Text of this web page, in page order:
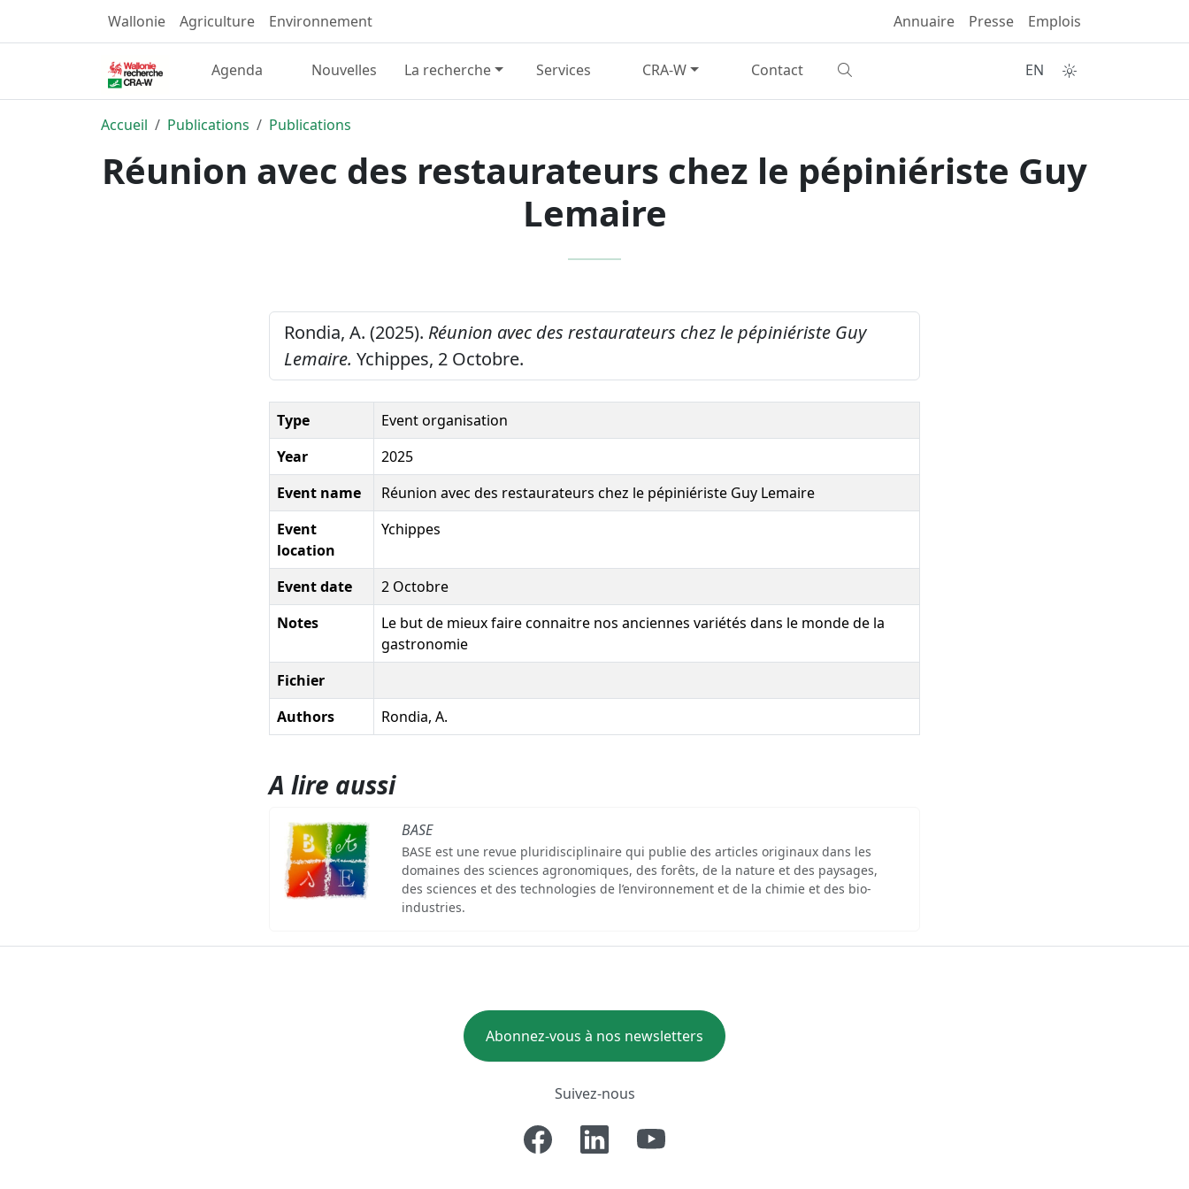
Wallonie Agriculture Environnement Annuaire Presse Emplois
Agenda Nouvelles La recherche Services CRA-W Contact EN
Accueil Publications Publications
Réunion avec des restaurateurs chez le pépiniériste Guy
Lemaire
Rondia, A. (2025). Réunion avec des restaurateurs chez le pépiniériste Guy
Lemaire. Ychippes, 2 Octobre.
Type
Event organisation
Year
2025
Event name
Réunion avec des restaurateurs chez le pépiniériste Guy Lemaire
Event
location
Ychippes
Event date
2 Octobre
Notes
Le but de mieux faire connaitre nos anciennes variétés dans le monde de la
gastronomie
Fichier
Authors
Rondia, A.
A lire aussi
BASE
BASE est une revue pluridisciplinaire qui publie des articles originaux dans les
domaines des sciences agronomiques, des forêts, de la nature et des paysages,
des sciences et des technologies de l’environnement et de la chimie et des bio-
industries.
Abonnez-vous à nos newsletters
Suivez-nous